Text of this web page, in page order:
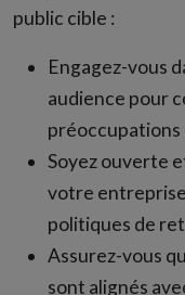
public cible :
Engagez-vous
audience pour
préoccupations
Soyez ouverte
votre
politiques de
Assurez-vous
sont alignés